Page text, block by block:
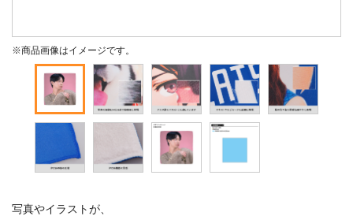
※商品画像はイメージです。
写真やイラストが、